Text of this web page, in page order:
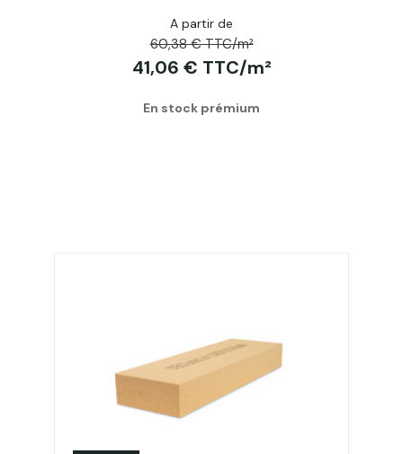
A partir de
60,38 € TTC/m²
41,06 € TTC/m²
En stock prémium